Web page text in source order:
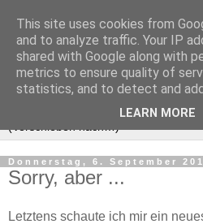
Donnerstag, 6. September
Sorry, aber ...
Letztens schaute ich mir ein
This site uses cookies from
and to analyze traffic. Your IP
shared with Google along with
metrics to ensure quality of
statistics, and to detect and
LEARN MORE